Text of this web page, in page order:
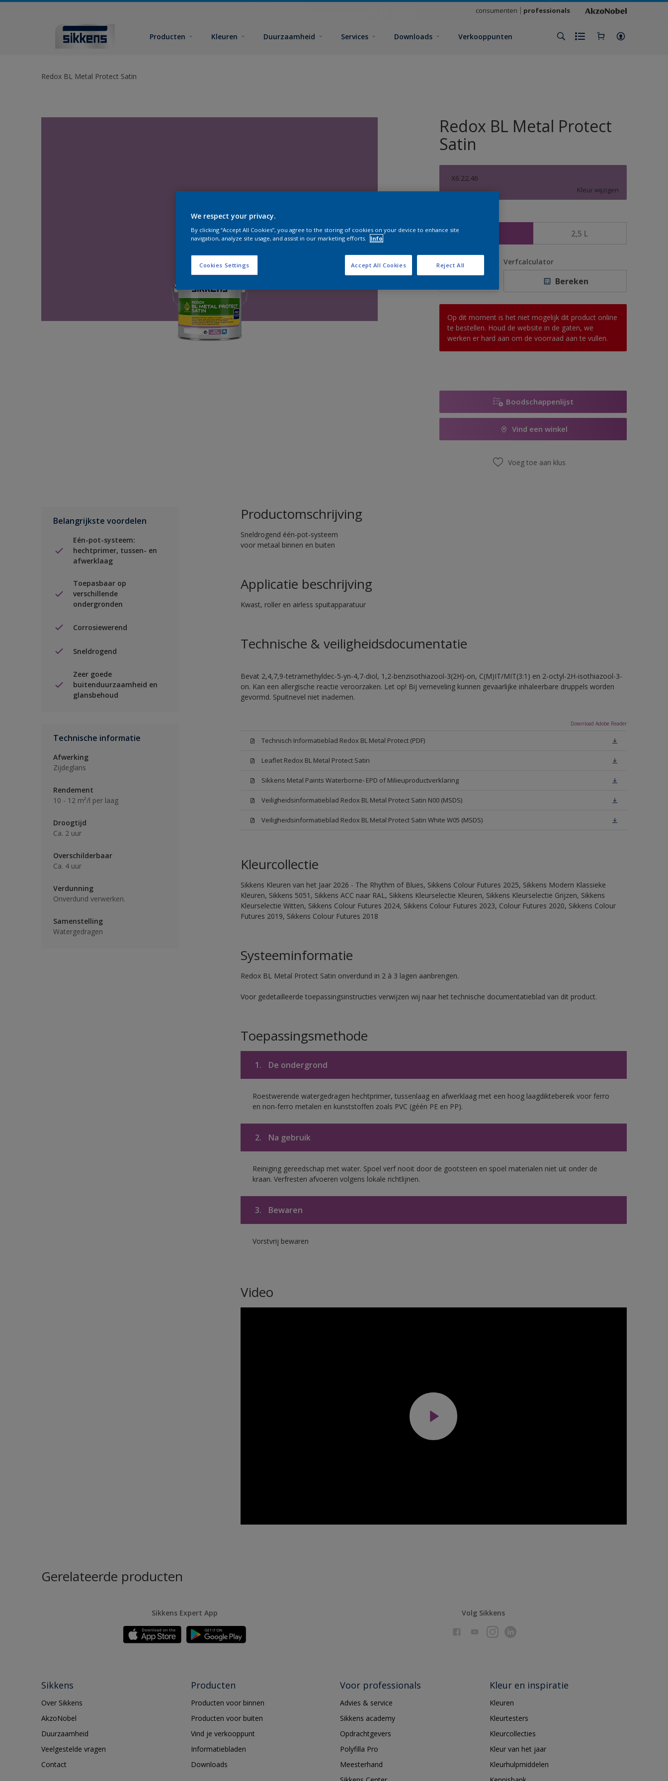
consumenten professionals
Producten Kleuren Duurzaamheid Services Downloads Verkooppunten
Redox BL Metal Protect Satin
Redox BL Metal Protect
Satin
X6.22.46
Kleur wijzigen
2,5 L
Aantal Verfcalculator
Bereken
Op dit moment is het niet mogelijk dit product online
te bestellen. Houd de website in de gaten, we
werken er hard aan om de voorraad aan te vullen.
Boodschappenlijst
Vind een winkel
Voeg toe aan klus
Belangrijkste voordelen
Eén-pot-systeem:
hechtprimer, tussen- en
afwerklaag
Toepasbaar op
verschillende
ondergronden
Corrosiewerend
Sneldrogend
Zeer goede
buitenduurzaamheid en
glansbehoud
Technische informatie
Afwerking
Zijdeglans
Rendement
10 - 12 m²/l per laag
Droogtijd
Ca. 2 uur
Overschilderbaar
Ca. 4 uur
Verdunning
Onverdund verwerken.
Samenstelling
Watergedragen
Productomschrijving
Sneldrogend één-pot-systeem
voor metaal binnen en buiten
Applicatie beschrijving
Kwast, roller en airless spuitapparatuur
Technische & veiligheidsdocumentatie
Bevat 2,4,7,9-tetramethyldec-5-yn-4,7-diol, 1,2-benzisothiazool-3(2H)-on, C(M)IT/MIT(3:1) en 2-octyl-2H-isothiazool-3-
on. Kan een allergische reactie veroorzaken. Let op! Bij verneveling kunnen gevaarlijke inhaleerbare druppels worden
gevormd. Spuitnevel niet inademen.
Download Adobe Reader
Technisch Informatieblad Redox BL Metal Protect (PDF)
Leaflet Redox BL Metal Protect Satin
Sikkens Metal Paints Waterborne- EPD of Milieuproductverklaring
Veiligheidsinformatieblad Redox BL Metal Protect Satin N00 (MSDS)
Veiligheidsinformatieblad Redox BL Metal Protect Satin White W05 (MSDS)
Kleurcollectie
Sikkens Kleuren van het Jaar 2026 - The Rhythm of Blues, Sikkens Colour Futures 2025, Sikkens Modern Klassieke
Kleuren, Sikkens 5051, Sikkens ACC naar RAL, Sikkens Kleurselectie Kleuren, Sikkens Kleurselectie Grijzen, Sikkens
Kleurselectie Witten, Sikkens Colour Futures 2024, Sikkens Colour Futures 2023, Colour Futures 2020, Sikkens Colour
Futures 2019, Sikkens Colour Futures 2018
Systeeminformatie
Redox BL Metal Protect Satin onverdund in 2 à 3 lagen aanbrengen.
Voor gedetailleerde toepassingsinstructies verwijzen wij naar het technische documentatieblad van dit product.
Toepassingsmethode
1. De ondergrond
Roestwerende watergedragen hechtprimer, tussenlaag en afwerklaag met een hoog laagdiktebereik voor ferro
en non-ferro metalen en kunststoffen zoals PVC (géén PE en PP).
2. Na gebruik
Reiniging gereedschap met water. Spoel verf nooit door de gootsteen en spoel materialen niet uit onder de
kraan. Verfresten afvoeren volgens lokale richtlijnen.
3. Bewaren
Vorstvrij bewaren
Video
Gerelateerde producten
Sikkens Expert App Volg Sikkens
Sikkens
Over Sikkens
AkzoNobel
Duurzaamheid
Veelgestelde vragen
Contact
Producten
Producten voor binnen
Producten voor buiten
Vind je verkooppunt
Informatiebladen
Downloads
Voor professionals
Advies & service
Sikkens academy
Opdrachtgevers
Polyfilla Pro
Meesterhand
Kleur en inspiratie
Kleuren
Kleurtesters
Kleurcollecties
Kleur van het jaar
Kleurhulpmiddelen
We respect your privacy.
By clicking “Accept All Cookies”, you agree to the storing of cookies on your device to enhance site
navigation, analyze site usage, and assist in our marketing efforts.
Info
Cookies Settings Reject All
Accept All Cookies